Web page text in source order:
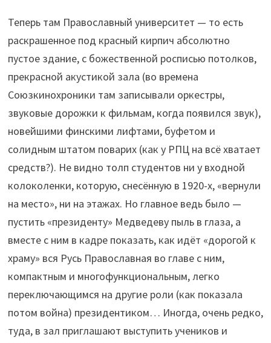
Теперь там Православный университет — то есть
раскрашенное под красный кирпич абсолютно
пустое здание, с божественной росписью потолков,
прекрасной акустикой зала (во времена
Союзкинохроники там записывали оркестры,
звуковые дорожки к фильмам, когда появился звук),
новейшими финскими лифтами, буфетом и
солидным штатом поварих (как у РПЦ на всё хватает
средств?). Не видно толп студентов ни у входной
колоколенки, которую, снесённую в 1920-х, «вернули
на место», ни на этажах. Но главное ведь было —
пустить «президенту» Медведеву пыль в глаза, а
вместе с ним в кадре показать, как идёт «дорогой к
храму» вся Русь Православная во главе с ним,
компактным и многофункциональным, легко
переключающимся на другие роли (как показала
потом война) президентиком… Иногда, очень редко,
туда, в зал приглашают выступить учеников и